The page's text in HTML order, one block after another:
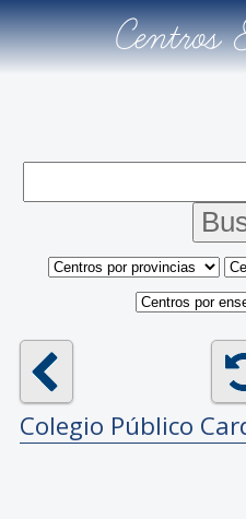
Centros
Colegio Público